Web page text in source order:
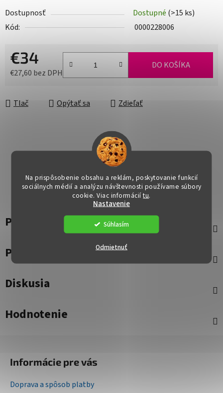
Na prispôsobenie obsahu a reklám, poskytovanie funkcií
sociálnych médií a analýzu návštevnosti používame súbory
cookie. Viac informáciítu.
Nastavenie
Odmietnuť
Súhlasím
Dostupnosť Dostupné (>15 ks)
Kód:
0000228006
€34
€27,60 bez DPH
DO KOŠÍKA
Tlač Opýtať sa Zdieľať
Popis
Parametre
Diskusia
Hodnotenie
Informácie pre vás
Doprava a spôsob platby